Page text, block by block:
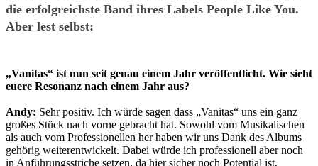
die erfolgreichste Band ihres Labels People Like You.
Aber lest selbst:
„Vanitas“ ist nun seit genau einem Jahr veröffentlicht. Wie sieht
euere Resonanz nach einem Jahr aus?
Andy: Sehr positiv. Ich würde sagen dass „Vanitas“ uns ein ganz
großes Stück nach vorne gebracht hat. Sowohl vom Musikalischen
als auch vom Professionellen her haben wir uns Dank des Albums
gehörig weiterentwickelt. Dabei würde ich professionell aber noch
in Anführungsstriche setzen, da hier sicher noch Potential ist,